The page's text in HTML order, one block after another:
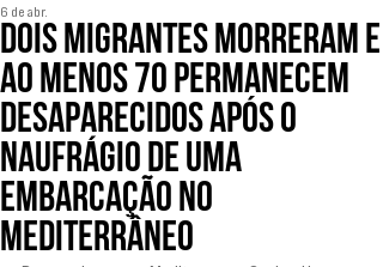
Dois migrantes morreram e
ao menos 70 permanecem
desaparecidos após o
naufrágio de uma
embarcação no
Mediterrâneo
6 de abr.